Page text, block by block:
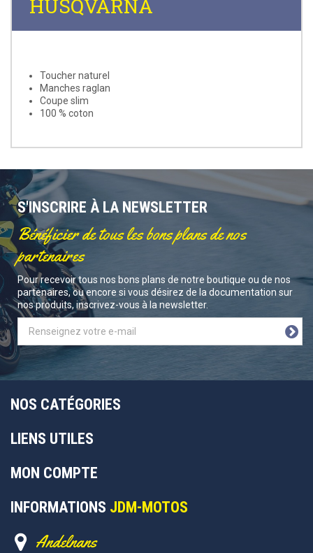
HUSQVARNA
Toucher naturel
Manches raglan
Coupe slim
100 % coton
S'INSCRIRE À LA NEWSLETTER
Bénéficier de tous les bons plans de nos
partenaires
Pour recevoir tous nos bons plans de notre boutique ou de nos
partenaires, ou encore si vous désirez de la documentation sur
nos produits, inscrivez-vous à la newsletter.
NOS CATÉGORIES
LIENS UTILES
MON COMPTE
INFORMATIONS JDM-MOTOS
Andelnans